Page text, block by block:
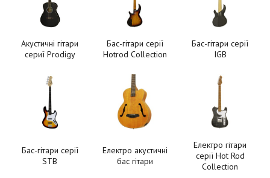
Акустичні гітари
сериї Prodigy
Бас-гітари серії
Hotrod Collection
Бас-гітари серії
IGB
Бас-гітари серії
STB
Електро акустичні
бас гітари
Електро гітари
серії Hot Rod
Collection